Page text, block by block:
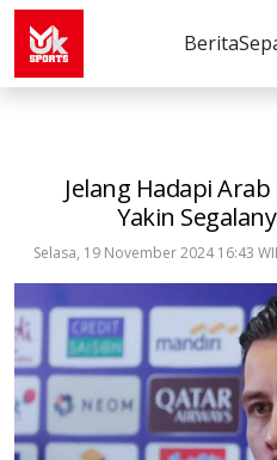
Berita
Jelang Hadapi
Yakin
Selasa, 19 November 2024 16:43